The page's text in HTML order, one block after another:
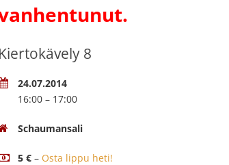
Kiertokävely 8
24.07.2014
16:00 – 17:00
Schaumansali
5 € – Osta lippu heti!